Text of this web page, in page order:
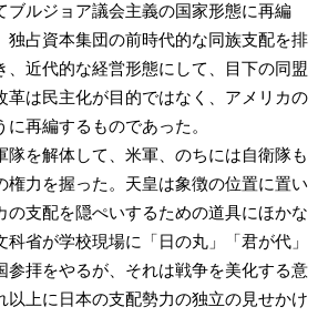
ブルジョア議会主義の国家形態に再編
独占資本集団の前時代的な同族支配を排
、近代的な経営形態にして、目下の同盟
革は民主化が目的ではなく、アメリカの
再編するものであった。
を解体して、米軍、のちには自衛隊も
権力を握った。天皇は象徴の位置に置い
の支配を隠ぺいするための道具にほかな
科省が学校現場に「日の丸」「君が代」
参拝をやるが、それは戦争を美化する意
以上に日本の支配勢力の独立の見せかけ